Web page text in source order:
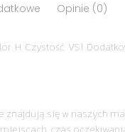
Opinie (0)
H. Czystość: VS1.
znajdują się w naszych